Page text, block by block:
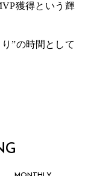
獲得という輝
”の時間として